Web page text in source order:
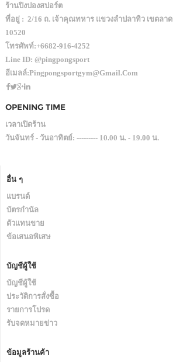
ร้านปิงปองสปอร์ต
ที่อยู่ : 2/16 ถ. เจ้าคุณทหาร แขวงลำปลาทิว เขตลา
10520
โทรศัพท์:+6682-916-4252
Line ID: @pingpongsport
อีเมลล์:Pingpongsportgym@gmail.com
OPENING TIME
เวลาเปิดร้าน
วันจันทร์ - วันอาทิตย์: --------- 10.00 น. - 19.00 น.
อื่น ๆ
แบรนด์
บัตรกำนัล
ตัวแทนขาย
ข้อเสนอพิเสษ
บัญชีผู้ใช้
บัญชีผู้ใช้
ประวัติการสั่งซื้อ
รายการโปรด
รับจดหมายข่าว
ข้อมูลร้านค้า